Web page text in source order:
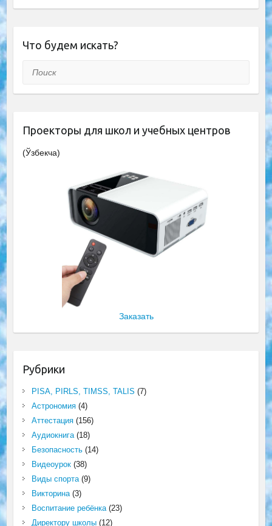
Что будем искать?
Поиск
Проекторы для школ и учебных центров
(Ўзбекча)
Заказать
Рубрики
PISA, PIRLS, TIMSS, TALIS (7)
Астрономия(4)
Аттестация(156)
Аудиокнига(18)
Безопасность(14)
Видеоурок(38)
Виды спорта(9)
Викторина(3)
Воспитание ребёнка(23)
Директору школы(12)